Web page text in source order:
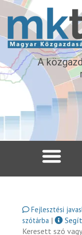
A
Fejlesztési
szótárba |
Keresett szó